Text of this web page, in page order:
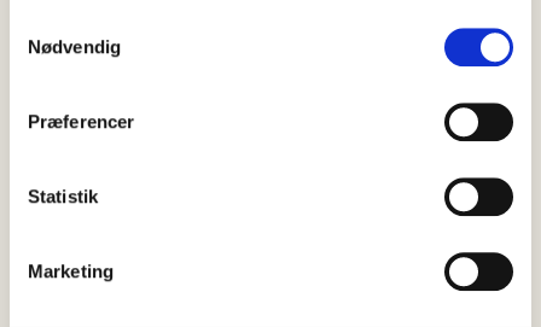
Nødvendig
Præferencer
Statistik
Marketing